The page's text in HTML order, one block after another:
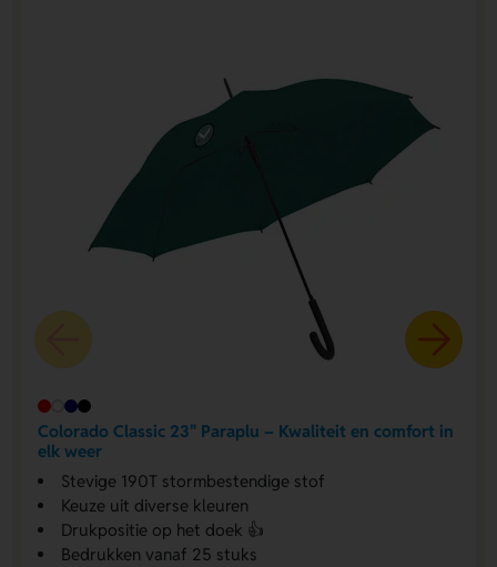
Colorado Classic 23" Paraplu – Kwaliteit en comfort in
elk weer
Stevige 190T stormbestendige stof
Keuze uit diverse kleuren
Drukpositie op het doek 👍
Bedrukken vanaf 25 stuks